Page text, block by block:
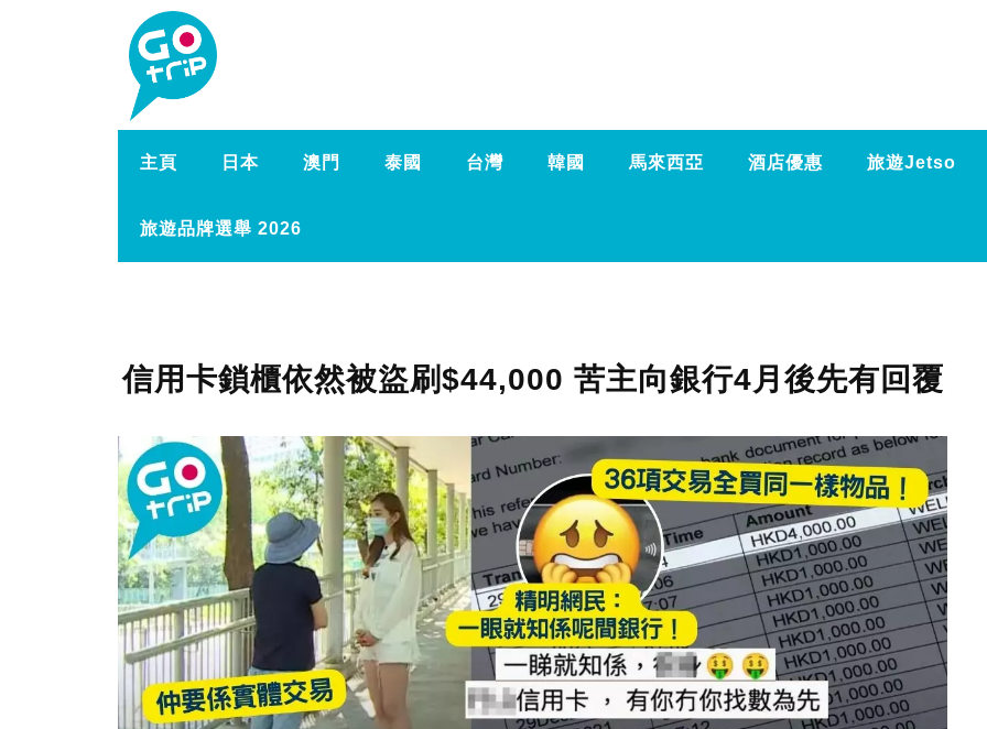
主頁 日本 澳門 泰國 台灣 韓國 馬來西亞 酒店優惠 旅遊Jetso
旅遊品牌選舉 2026
信用卡鎖櫃依然被盜刷$44,000 苦主向銀行4月後先有回覆